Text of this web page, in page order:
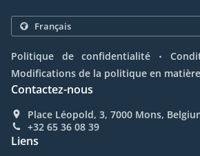
Politique de confidentialité .
Modifications de la politique en
Contactez-nous
Place Léopold, 3, 7000 Mons,
+32 65 36 08 39
Liens